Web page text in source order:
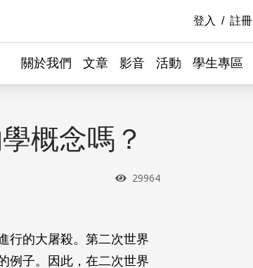
登入 註冊
關於我們 文章 影音 活動 學生專區
概念嗎？
瀏覽次數
29964
行的大屠殺。第二次世界
例子。因此，在二次世界